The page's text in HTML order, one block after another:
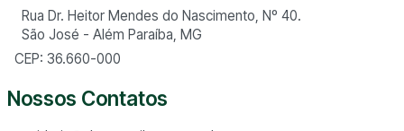
Rua Dr. Heitor Mendes do Nascimento, Nº 40.
São José - Além Paraíba, MG
CEP: 36.660-000
Nossos Contatos